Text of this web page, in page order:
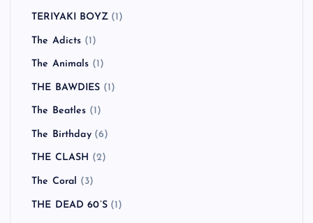
TERIYAKI BOYZ(1)
The Adicts (1)
The Animals (1)
THE BAWDIES (1)
The Beatles (1)
The Birthday(6)
THE CLASH (2)
The Coral (3)
THE DEAD 60’S(1)